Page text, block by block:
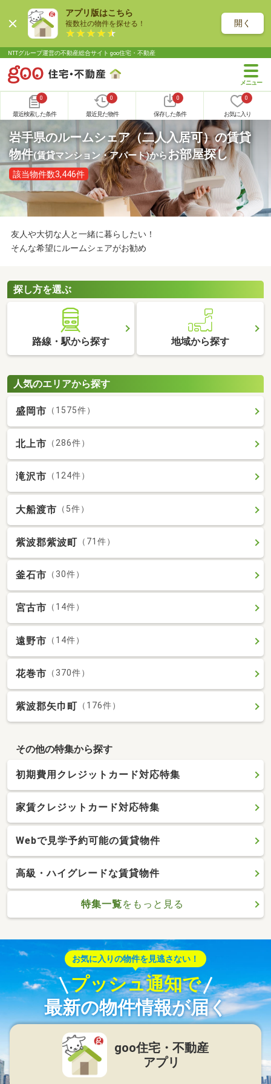
アプリ版はこちら
複数社の物件を探せる！ 開く
NTTグループ運営の不動産総合サイト goo住宅・不動産
0
最近検索した条件
0
最近見た物件
0
保存した条件
0
お気に入り
岩手県のルームシェア（二人入居可）の賃貸
物件(賃貸マンション・アパート)からお部屋探し
該当物件数3,446件
友人や大切な人と一緒に暮らしたい！
そんな希望にルームシェアがお勧め
探し方を選ぶ
路線・駅から探す 地域から探す
人気のエリアから探す
盛岡市 （1575件）
北上市 （286件）
滝沢市 （124件）
大船渡市 （5件）
紫波郡紫波町 （71件）
釜石市 （30件）
宮古市 （14件）
遠野市 （14件）
花巻市 （370件）
紫波郡矢巾町 （176件）
その他の特集から探す
初期費用クレジットカード対応特集
家賃クレジットカード対応特集
Webで見学予約可能の賃貸物件
高級・ハイグレードな賃貸物件
特集一覧をもっと見る
お気に入りの物件を見逃さない！
プッシュ通知で
最新の物件情報が届く
goo住宅・不動産
アプリ